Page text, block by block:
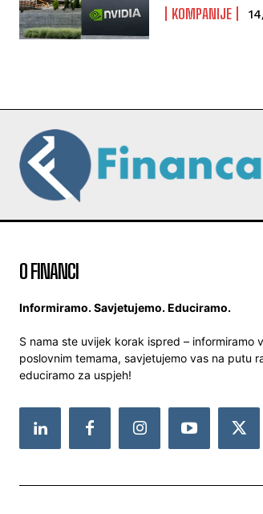
KOMPANIJE
O FINANCI
Informiramo. Savjetujemo. Educiramo.
S nama ste uvijek korak ispred – informiramo
poslovnim temama, savjetujemo vas na putu
educiramo za uspjeh!